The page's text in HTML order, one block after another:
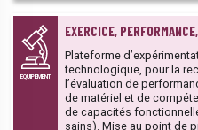
EQUIPEMENT
EXERCICE,
Plateforme
technologique, pour la
l’évaluation de performances
de matériel et de
de capacités
sains). Mise au point de protocole d’exercice pour évaluer et